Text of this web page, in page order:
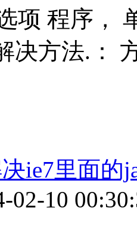
项 程序，
决方法.：
ie7里面的
02-10